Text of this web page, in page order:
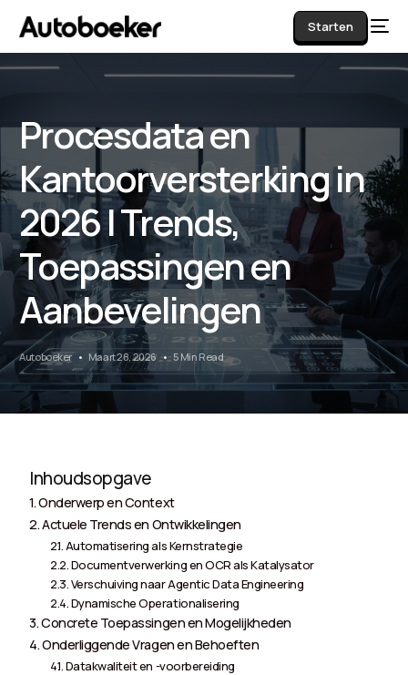
Starten
Procesdata en
Kantoorversterking in
2026 | Trends,
Toepassingen en
Aanbevelingen
Autoboeker Maart 28, 2026 5 Min Read
Inhoudsopgave
Onderwerp en Context
Actuele Trends en Ontwikkelingen
Automatisering als Kernstrategie
Documentverwerking en OCR als Katalysator
Verschuiving naar Agentic Data Engineering
Dynamische Operationalisering
Concrete Toepassingen en Mogelijkheden
Onderliggende Vragen en Behoeften
Datakwaliteit en -voorbereiding
AI